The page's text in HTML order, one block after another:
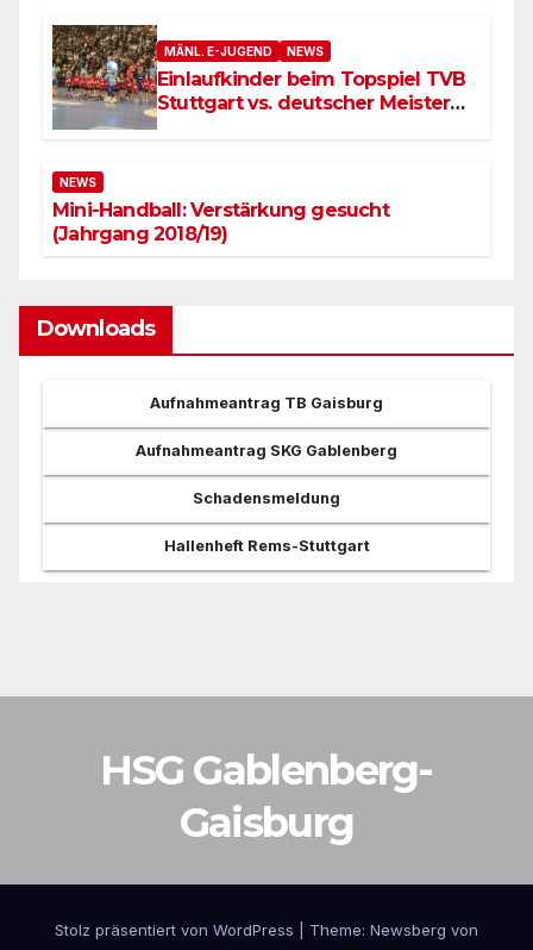
MÄNL. E-JUGEND NEWS
Einlaufkinder beim Topspiel TVB
Stuttgart vs. deutscher Meister
NEWS
Mini-Handball: Verstärkung gesucht
(Jahrgang 2018/19)
Downloads
Aufnahmeantrag TB Gaisburg
Aufnahmeantrag SKG Gablenberg
Schadensmeldung
Hallenheft Rems-Stuttgart
HSG Gablenberg-
Gaisburg
Stolz präsentiert von WordPress Theme: Newsberg von